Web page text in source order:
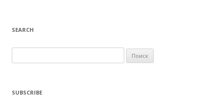
SEARCH
SUBSCRIBE